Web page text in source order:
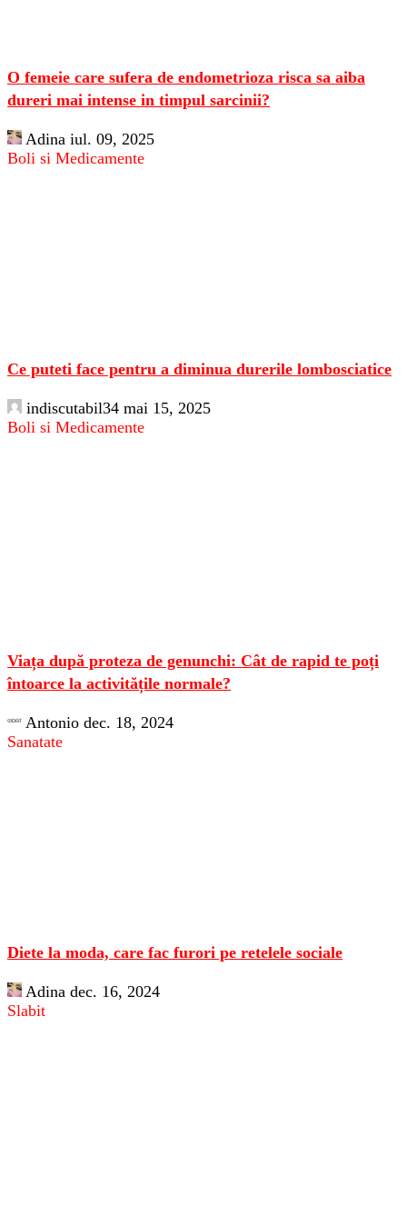
O femeie care sufera de endometrioza risca sa aiba
dureri mai intense in timpul sarcinii?
Adina iul. 09, 2025
Boli si Medicamente
Ce puteti face pentru a diminua durerile lombosciatice
indiscutabil34 mai 15, 2025
Boli si Medicamente
Viața după proteza de genunchi: Cât de rapid te poți
întoarce la activitățile normale?
Antonio dec. 18, 2024
Sanatate
Diete la moda, care fac furori pe retelele sociale
Adina dec. 16, 2024
Slabit